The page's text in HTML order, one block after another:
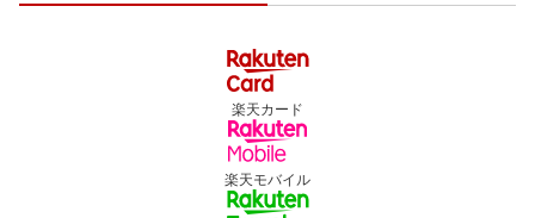
楽天カード
楽天モバイル